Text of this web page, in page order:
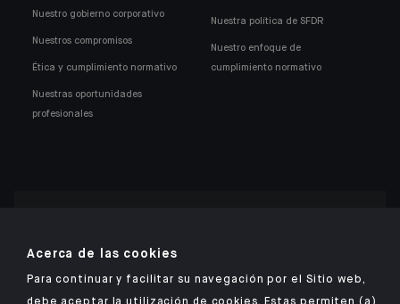
Nuestro gobierno corporativo
Nuestros compromisos
Ética y cumplimiento normativo
Nuestras oportunidades
profesionales
Nuestra política de SFDR
Nuestro enfoque de
cumplimiento normativo
Acerca de las cookies
Para continuar y facilitar su navegación por el Sitio web,